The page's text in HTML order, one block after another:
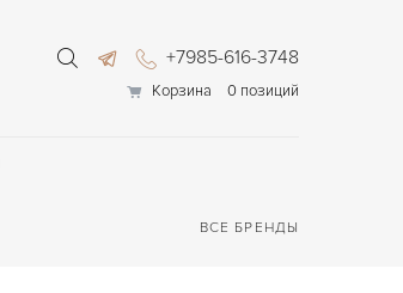
+7985-616-3748
Корзина 0 позиций
ВСЕ БРЕНДЫ